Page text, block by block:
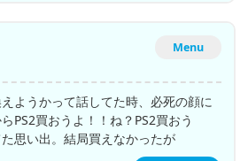
Menu
ようかって話してた時、必死の顔に
PS2買おうよ！！ね？PS2買おう
思い出。結局買えなかったが